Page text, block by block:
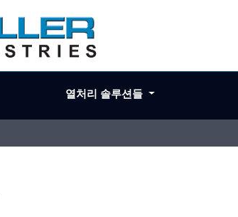
열처리 솔루션들